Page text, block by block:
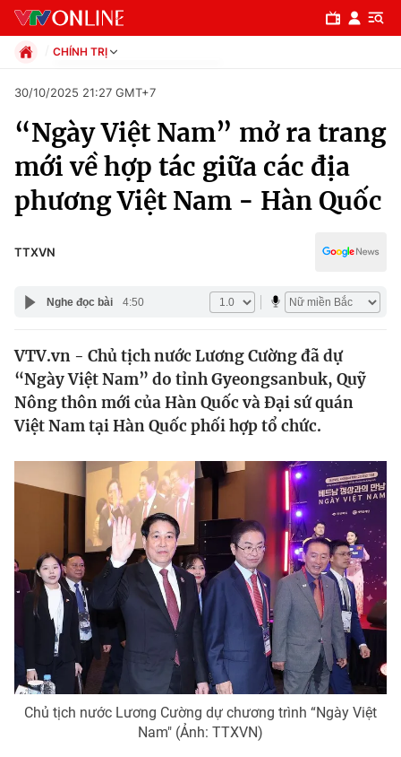
Chuyên mục
Chính trị
Thế giới
Tin tức
Thế giới đó đây
Câu chuyện quốc tế
Kinh tế
Góc doanh nghiệp
Dữ liệu và đời sống
Truyền hình
Phim VTV
Hậu trường
Nhân vật
Khán giả
Giải sao mai
Giải trí
Điện ảnh
Âm nhạc
Sao
Đời sống
Du lịch
Làm đẹp
Giáo dục
CHÍNH TRỊ
Xã hội
Pháp luật
Kinh tế
Thể thao
Truyền hình
Văn hóa - Giải trí
Giáo dục
30/10/2025 21:27 GMT+7
“Ngày Việt Nam” mở ra trang
mới về hợp tác giữa các địa
phương Việt Nam - Hàn Quốc
TTXVN
Nghe đọc bài 4:50
VTV.vn - Chủ tịch nước Lương Cường đã dự
“Ngày Việt Nam” do tỉnh Gyeongsanbuk, Quỹ
Nông thôn mới của Hàn Quốc và Đại sứ quán
Việt Nam tại Hàn Quốc phối hợp tổ chức.
Chủ tịch nước Lương Cường dự chương trình “Ngày Việt
Nam" (Ảnh: TTXVN)